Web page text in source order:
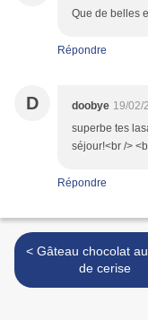
Que de belles
Répondre
D doobye 19/02/
superbe tes
séjour!<br />
Répondre
< Gâteau chocolat au coeur
de cerise